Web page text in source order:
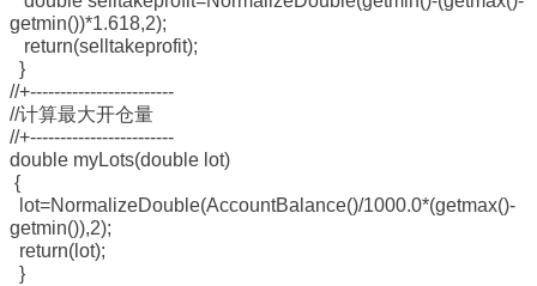
getmin())*1.618,2);
return(selltakeprofit);
}
//+------------------------
//计算最大开仓量
//+------------------------
double myLots(double lot)
{
lot=NormalizeDouble(AccountBalance()/1000.0*(getmax()-
getmin()),2);
return(lot);
}